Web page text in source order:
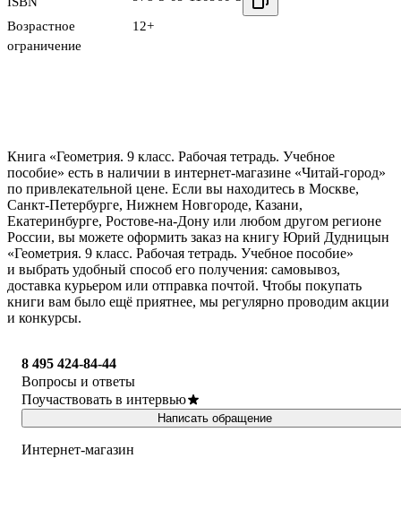
Возрастное
ограничение
12+
Книга «Геометрия. 9 класс. Рабочая тетрадь. Учебное
пособие» есть в наличии в интернет-магазине «Читай-город»
по привлекательной цене. Если вы находитесь в Москве,
Санкт-Петербурге, Нижнем Новгороде, Казани,
Екатеринбурге, Ростове-на-Дону или любом другом регионе
России, вы можете оформить заказ на книгу Юрий Дудницын
«Геометрия. 9 класс. Рабочая тетрадь. Учебное пособие»
и выбрать удобный способ его получения: самовывоз,
доставка курьером или отправка почтой. Чтобы покупать
книги вам было ещё приятнее, мы регулярно проводим акции
и конкурсы.
8 495 424-84-44
Вопросы и ответы
Поучаствовать в интервью
Написать обращение
Интернет-магазин